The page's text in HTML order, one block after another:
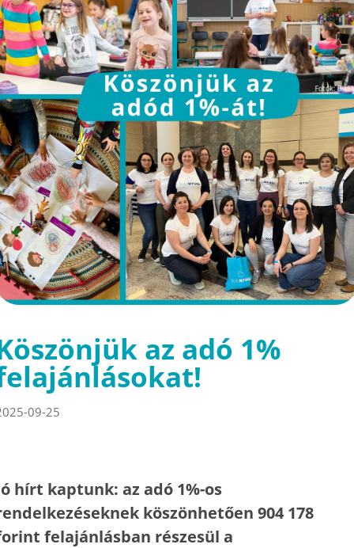
az adó 1%
09-25
hírt kaptunk: az adó 1%-os
köszönhetően 904 178
felajánlásban részesül a